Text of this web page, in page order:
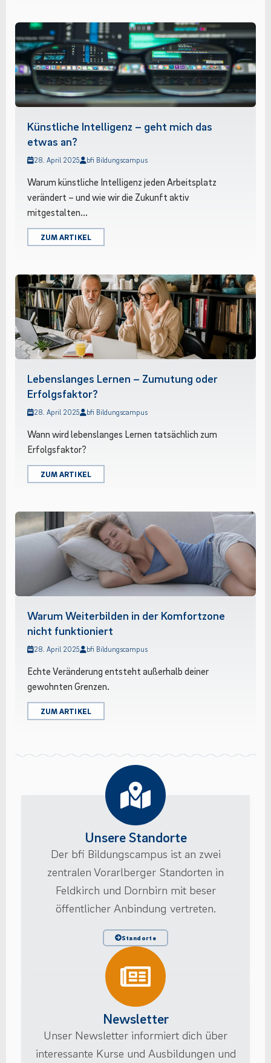
Künstliche Intelligenz – geht mich das
etwas an?
28. April 2025 bfi Bildungscampus
Warum künstliche Intelligenz jeden Arbeitsplatz
verändert – und wie wir die Zukunft aktiv
mitgestalten...
ZUM ARTIKEL
Lebenslanges Lernen – Zumutung oder
Erfolgsfaktor?
28. April 2025 bfi Bildungscampus
Wann wird lebenslanges Lernen tatsächlich zum
Erfolgsfaktor?
ZUM ARTIKEL
Warum Weiterbilden in der Komfortzone
nicht funktioniert
28. April 2025 bfi Bildungscampus
Echte Veränderung entsteht außerhalb deiner
gewohnten Grenzen.
ZUM ARTIKEL
Unsere Standorte
Der bfi Bildungscampus ist an zwei
zentralen Vorarlberger Standorten in
Feldkirch und Dornbirn mit beser
öffentlicher Anbindung vertreten.
Standorte
Newsletter
Unser Newsletter informiert dich über
interessante Kurse und Ausbildungen und